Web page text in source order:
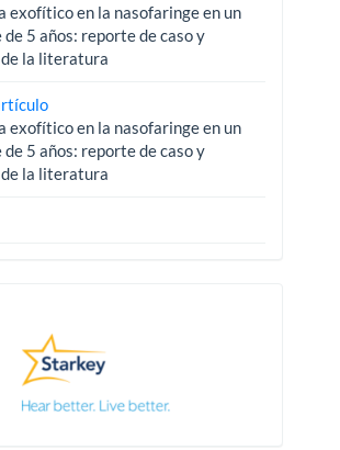
exofítico en la nasofaringe en un
de 5 años: reporte de caso y
la literatura
exofítico en la nasofaringe en un
de 5 años: reporte de caso y
la literatura